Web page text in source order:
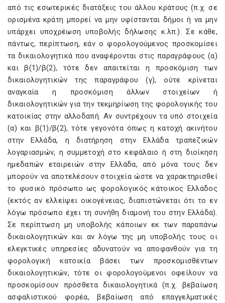
από τις εσωτερικές διατάξεις του άλλου κράτους (π.χ. σε
ορισμένα κράτη μπορεί να μην υφίστανται δήμοι ή να μην
υπάρχει υποχρέωση υποβολής δήλωσης κ.λπ.). Σε κάθε,
πάντως, περίπτωση, εάν ο φορολογούμενος προσκομίσει
τα δικαιολογητικά που αναφέρονται στις παραγράφους (α)
και β(1)/β(2), τότε δεν απαιτείται η προσκόμιση των
δικαιολογητικών της παραγράφου (γ), ούτε κρίνεται
αναγκαία η προσκόμιση άλλων στοιχείων ή
δικαιολογητικών για την τεκμηρίωση της φορολογικής του
κατοικίας στην αλλοδαπή. Αν συντρέχουν τα υπό στοιχεία
(α) και β(1)/β(2), τότε γεγονότα όπως η κατοχή ακινήτου
στην Ελλάδα, η διατήρηση στην Ελλάδα τραπεζικών
λογαριασμών, η συμμετοχή στο κεφάλαιο ή στη διοίκηση
ημεδαπών εταιρειών στην Ελλάδα, από μόνα τους δεν
μπορούν να αποτελέσουν στοιχεία ώστε να χαρακτηρισθεί
το φυσικό πρόσωπο ως φορολογικός κάτοικος Ελλάδος
(εκτός αν ελλείψει οικογένειας, διαπιστώνεται ότι το εν
λόγω πρόσωπο έχει τη συνήθη διαμονή του στην Ελλάδα).
Σε περίπτωση μη υποβολής κάποιων εκ των παραπάνω
δικαιολογητικών και αν λόγω της μη υποβολής τους οι
ελεγκτικές υπηρεσίες αδυνατούν να αποφανθούν για τη
φορολογική κατοικία βάσει των προσκομισθέντων
δικαιολογητικών, τότε οι φορολογούμενοι οφείλουν να
προσκομίσουν πρόσθετα δικαιολογητικά (π.χ. βεβαίωση
ασφαλιστικού φορέα, βεβαίωση από επαγγελματικές